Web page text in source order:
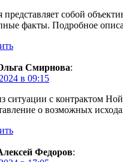
представляет собой
факты. Подробное
Смирнова:
в 09:15
ситуации с контрактом
о возможных
Федоров: